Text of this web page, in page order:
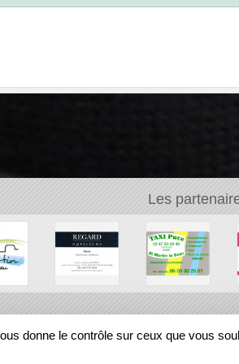
Les
donne le contrôle sur ceux que vous